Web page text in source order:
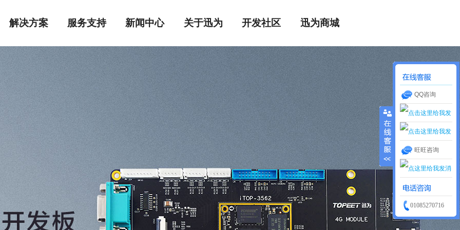
解决方案 服务支持 新闻中心 关于迅为 开发社区 迅为商城
QQ咨询
售前咨询
售前咨询
旺旺咨询
01085270716